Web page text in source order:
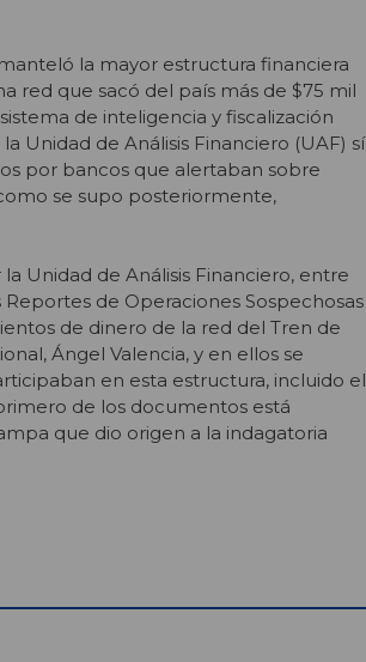
la mayor estructura financiera
red que sacó del país más de $75 mil
de inteligencia y fiscalización
Unidad de Análisis Financiero (UAF) sí
por bancos que alertaban sobre
se supo posteriormente,
Unidad de Análisis Financiero, entre
de Operaciones Sospechosas
de dinero de la red del Tren de
Ángel Valencia, y en ellos se
en esta estructura, incluido el
de los documentos está
que dio origen a la indagatoria